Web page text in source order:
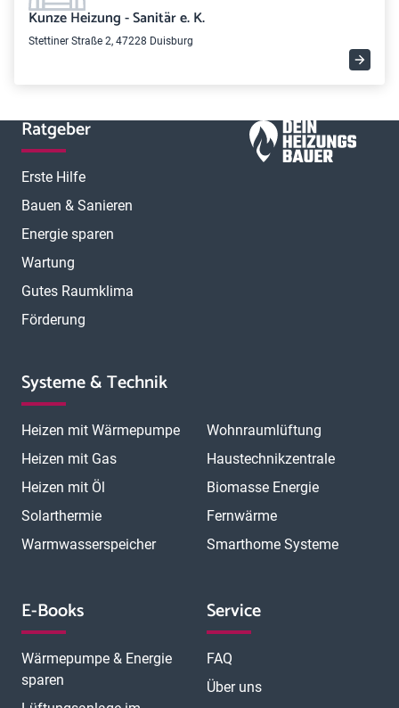
Kunze Heizung - Sanitär e. K.
Stettiner Straße 2, 47228 Duisburg
Ratgeber
Erste Hilfe
Bauen & Sanieren
Energie sparen
Wartung
Gutes Raumklima
Förderung
Systeme & Technik
Heizen mit Wärmepumpe
Heizen mit Gas
Heizen mit Öl
Solarthermie
Warmwasserspeicher
Wohnraumlüftung
Haustechnikzentrale
Biomasse Energie
Fernwärme
Smarthome Systeme
E-Books
Wärmepumpe & Energie
sparen
Service
FAQ
Über uns